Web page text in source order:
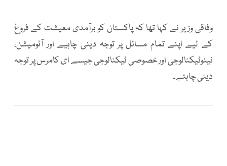
وفاقی وزیر نے کہا تھا کہ پاکستان کو برآمدی معیشت کے فروغ
کے لیے اپنے تمام مسائل پر توجہ دینی چاہیے اور آٹومیشن،
نینوٹیکنالوجی اور خصوصی ٹیکنالوجی جیسے ای کامرس پر توجہ
دینی چاہئے۔